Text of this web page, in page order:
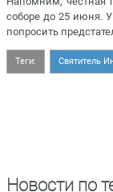
соборе до 25 июня.
попросить
Теги: Святитель
Новости по